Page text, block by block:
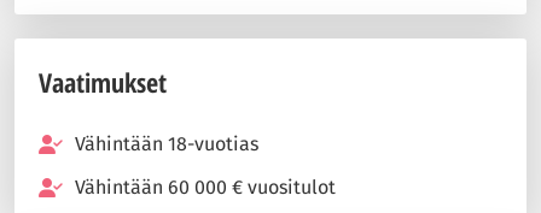
Vaatimukset
Vähintään 18-vuotias
Vähintään 60 000 € vuositulot